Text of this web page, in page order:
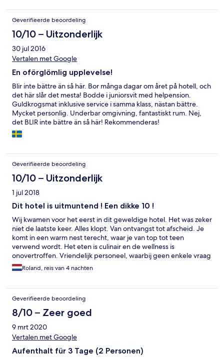
area inside and out and she gave us a day in the Austrian
mountains that we will never forget!
Geverifieerde beoordeling
10/10 – Uitzonderlijk
30 jul 2016
Vertalen met Google
En oförglömlig upplevelse!
Blir inte bättre än så här. Bor många dagar om året på hotell, och
det här slår det mesta! Bodde i juniorsvit med helpension.
Guldkrogsmat inklusive service i samma klass, nästan bättre.
Mycket personlig. Underbar omgivning, fantastiskt rum. Nej,
det BLIR inte bättre än så här! Rekommenderas!
Geverifieerde beoordeling
10/10 – Uitzonderlijk
1 jul 2018
Dit hotel is uitmuntend ! Een dikke 10 !
Wij kwamen voor het eerst in dit geweldige hotel. Het was zeker
niet de laatste keer. Alles klopt. Van ontvangst tot afscheid. Je
komt in een warm nest terecht, waar je van top tot teen
verwend wordt. Het eten is culinair en de wellness is
onovertroffen. Vriendelijk personeel, waarbij geen enkele vraag
"teveel" is. Kortom: een dikke aanrader.
Roland, reis van 4 nachten
Geverifieerde beoordeling
8/10 – Zeer goed
9 mrt 2020
Vertalen met Google
Aufenthalt für 3 Tage (2 Personen)